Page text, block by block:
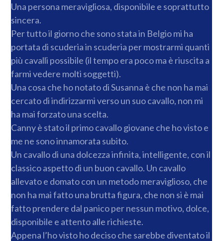
Una persona meravigliosa, disponibile e soprattutto
sincera.
Per tutto il giorno che sono stata in Belgio mi ha
portata di scuderia in scuderia per mostrarmi quanti
più cavalli possibile (il tempo era poco ma è riuscita a
farmi vedere molti soggetti).
Una cosa che ho notato di Susanna è che non ha mai
cercato di indirizzarmi verso un suo cavallo, non mi
ha mai forzato una scelta.
Canny è stato il primo cavallo giovane che ho visto e
me ne sono innamorata subito.
Un cavallo di una dolcezza infinita, intelligente, con il
classico aspetto di un buon cavallo. Un cavallo
allevato e domato con un metodo meraviglioso, che
non ha mai fatto una brutta figura, che non si è mai
fatto prendere dal panico per nessun motivo, dolce,
disponibile e attento alle richieste.
Appena l’ho visto ho deciso che sarebbe diventato il